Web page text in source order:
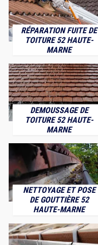
RÉPARATION FUITE DE
TOITURE 52 HAUTE-
MARNE
DEMOUSSAGE DE
TOITURE 52 HAUTE-
MARNE
NETTOYAGE ET POSE
DE GOUTTIÈRE 52
HAUTE-MARNE